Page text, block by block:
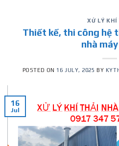
XỬ LÝ KHÍ
Thiết kế, thi công hệ
nhà
POSTED ON 16 JULY, 2025 BY
16
Jul